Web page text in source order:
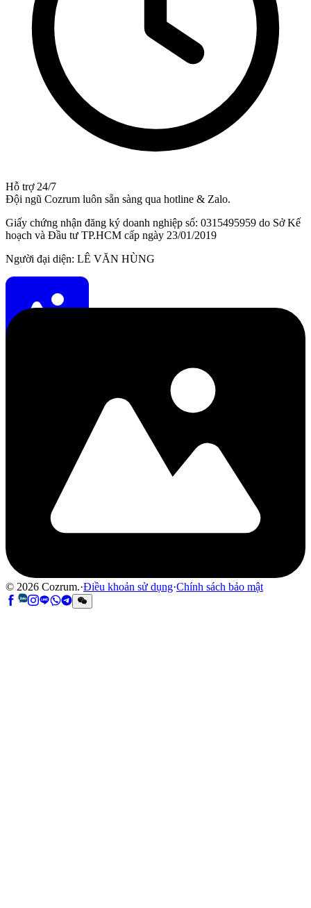
Hỗ trợ 24/7
Đội ngũ Cozrum luôn sẵn sàng qua hotline & Zalo.
Giấy chứng nhận đăng ký doanh nghiệp số: 0315495959 do Sở Kế
hoạch và Đầu tư TP.HCM cấp ngày 23/01/2019
Người đại diện: LÊ VĂN HÙNG
© 2026 Cozrum.·Điều khoản sử dụng·Chính sách bảo mật